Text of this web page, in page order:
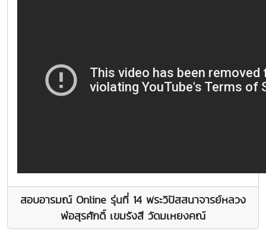
สอบอารมณ์ Online รุ่นที่ 14 พระวิปัสสนาจารย์หลวง
พ่อสุรศักดิ์ เขมรังสี วัดมเหยงคณ์